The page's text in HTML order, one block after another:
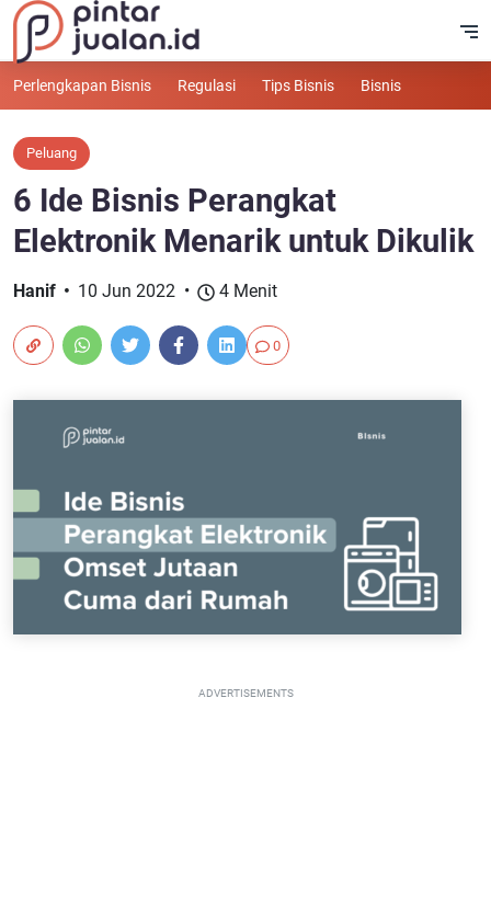
Perlengkapan Bisnis Regulasi Tips Bisnis Bisnis
Peluang
6 Ide Bisnis Perangkat
Elektronik Menarik untuk Dikulik
Hanif 10 Jun 2022 4 Menit
0
ADVERTISEMENTS